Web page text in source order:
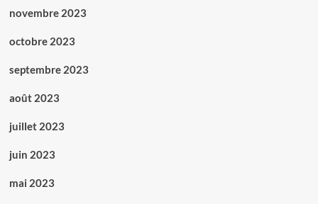
novembre 2023
octobre 2023
septembre 2023
août 2023
juillet 2023
juin 2023
mai 2023